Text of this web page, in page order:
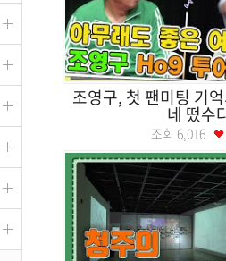
조영구, 첫 팬미팅 기
네 떴수
조회 6,016